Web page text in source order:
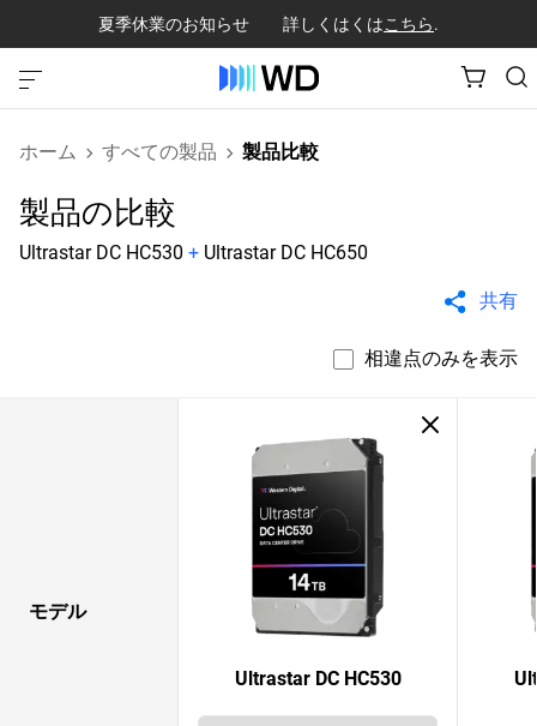
夏季休業のお知らせ 詳しくはくはこちら.
ホーム すべての製品 製品比較
製品の比較
Ultrastar DC HC530 + Ultrastar DC HC650
共有
相違点のみを表示
モデル
Ultrastar DC HC530